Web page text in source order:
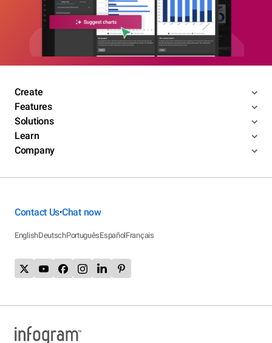
Create
Features
Solutions
Learn
Company
Contact Us•Chat now
EnglishDeutschPortuguêsEspañolFrançais